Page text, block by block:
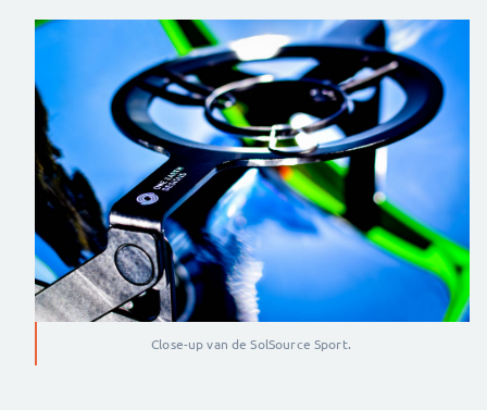
Close-up van de SolSource Sport.